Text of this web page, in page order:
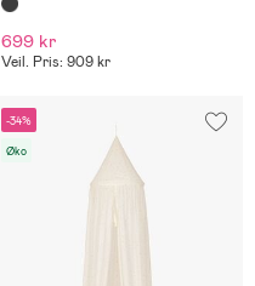
699 kr
Veil. Pris: 909 kr
-34%
Øko